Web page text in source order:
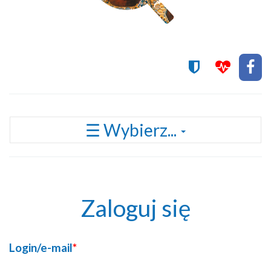
Przełącz
☰ Wybierz...
Zaloguj się
Login/e-mail*